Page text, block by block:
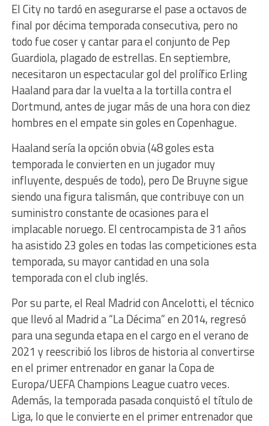
El City no tardó en asegurarse el pase a octavos de
final por décima temporada consecutiva, pero no
todo fue coser y cantar para el conjunto de Pep
Guardiola, plagado de estrellas. En septiembre,
necesitaron un espectacular gol del prolífico Erling
Haaland para dar la vuelta a la tortilla contra el
Dortmund, antes de jugar más de una hora con diez
hombres en el empate sin goles en Copenhague.
Haaland sería la opción obvia (48 goles esta
temporada le convierten en un jugador muy
influyente, después de todo), pero De Bruyne sigue
siendo una figura talismán, que contribuye con un
suministro constante de ocasiones para el
implacable noruego. El centrocampista de 31 años
ha asistido 23 goles en todas las competiciones esta
temporada, su mayor cantidad en una sola
temporada con el club inglés.
Por su parte, el Real Madrid con Ancelotti, el técnico
que llevó al Madrid a “La Décima” en 2014, regresó
para una segunda etapa en el cargo en el verano de
2021 y reescribió los libros de historia al convertirse
en el primer entrenador en ganar la Copa de
Europa/UEFA Champions League cuatro veces.
Además, la temporada pasada conquistó el título de
Liga, lo que le convierte en el primer entrenador que